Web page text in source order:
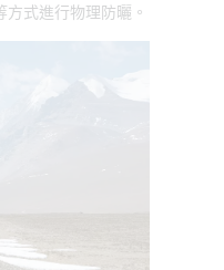
式進行物理防曬。